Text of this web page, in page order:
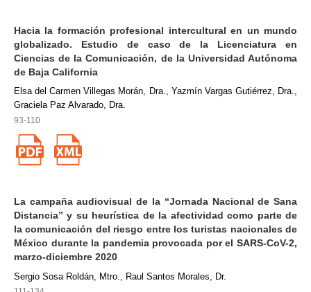
Hacia la formación profesional intercultural en un mundo
globalizado. Estudio de caso de la Licenciatura en
Ciencias de la Comunicación, de la Universidad Autónoma
de Baja California
Elsa del Carmen Villegas Morán, Dra., Yazmín Vargas Gutiérrez, Dra.,
Graciela Paz Alvarado, Dra.
93-110
La campaña audiovisual de la “Jornada Nacional de Sana
Distancia” y su heurística de la afectividad como parte de
la comunicación del riesgo entre los turistas nacionales de
México durante la pandemia provocada por el SARS-CoV-2,
marzo-diciembre 2020
Sergio Sosa Roldán, Mtro., Raul Santos Morales, Dr.